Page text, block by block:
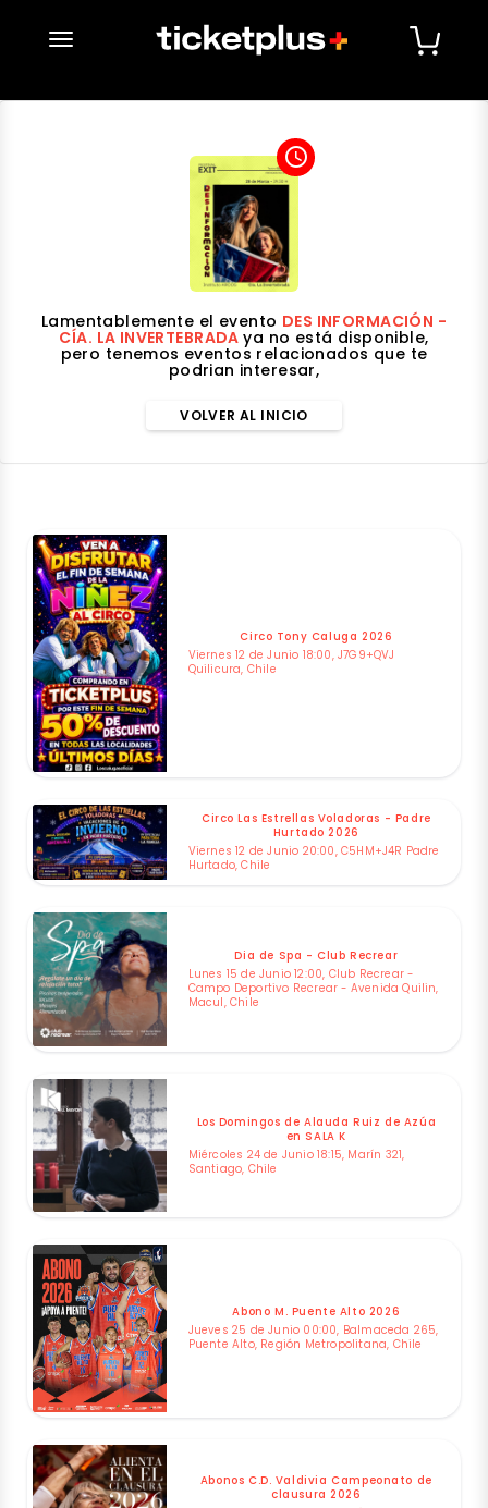
desplegar navegación
access_time
Lamentablemente el evento DES INFORMACIÓN -
CÍA. LA INVERTEBRADAya no está disponible,
pero tenemos eventos relacionados que te
podrian interesar,
VOLVER AL INICIO
Circo Tony Caluga 2026
Viernes 12 de Junio 18:00, J7G9+QVJ
Quilicura, Chile
Circo Las Estrellas Voladoras - Padre
Hurtado 2026
Viernes 12 de Junio 20:00, C5HM+J4R Padre
Hurtado, Chile
Dia de Spa - Club Recrear
Lunes 15 de Junio 12:00, Club Recrear -
Campo Deportivo Recrear - Avenida Quilin,
Macul, Chile
Los Domingos de Alauda Ruiz de Azúa
en SALA K
Miércoles 24 de Junio 18:15, Marín 321,
Santiago, Chile
Abono M. Puente Alto 2026
Jueves 25 de Junio 00:00, Balmaceda 265,
Puente Alto, Región Metropolitana, Chile
Abonos C.D. Valdivia Campeonato de
clausura 2026